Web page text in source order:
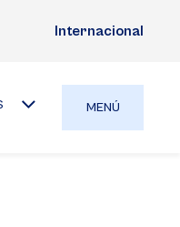
Internacional
MENÚ